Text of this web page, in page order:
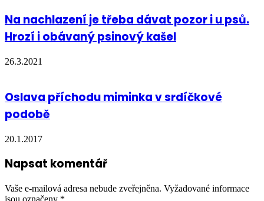
Na nachlazení je třeba dávat pozor i u psů.
Hrozí i obávaný psinový kašel
26.3.2021
Oslava příchodu miminka v srdíčkové
podobě
20.1.2017
Napsat komentář
Vaše e-mailová adresa nebude zveřejněna. Vyžadované informace
jsou označeny *